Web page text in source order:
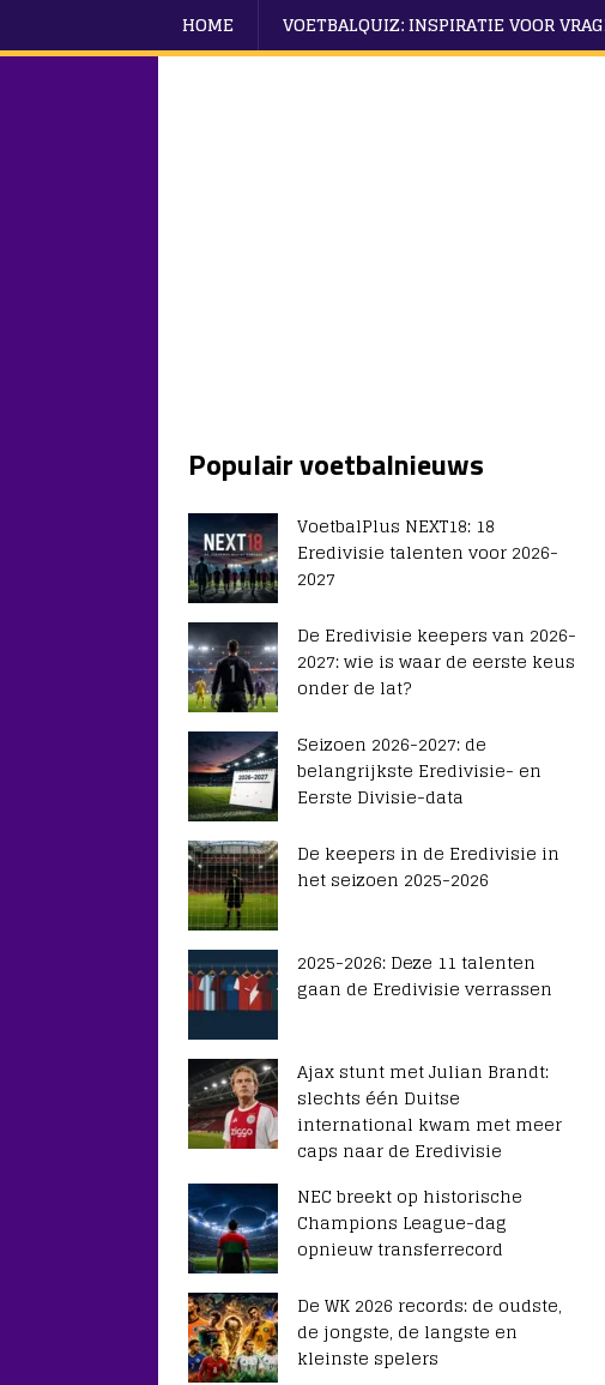
HOME VOETBALQUIZ: INSPIRATIE VOOR
Populair voetbalnieuws
VoetbalPlus NEXT18: 18
Eredivisie talenten voor 2026-
2027
De Eredivisie keepers van 2026-
2027: wie is waar de eerste keus
onder de lat?
Seizoen 2026-2027: de
belangrijkste Eredivisie- en
Eerste Divisie-data
De keepers in de Eredivisie in
het seizoen 2025-2026
2025-2026: Deze 11 talenten
gaan de Eredivisie verrassen
Ajax stunt met Julian Brandt:
slechts één Duitse
international kwam met meer
caps naar de Eredivisie
NEC breekt op historische
Champions League-dag
opnieuw transferrecord
De WK 2026 records: de oudste,
de jongste, de langste en
kleinste spelers